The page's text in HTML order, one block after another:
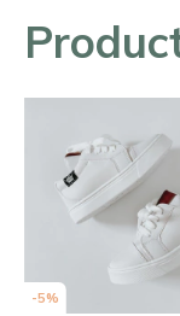
-5%